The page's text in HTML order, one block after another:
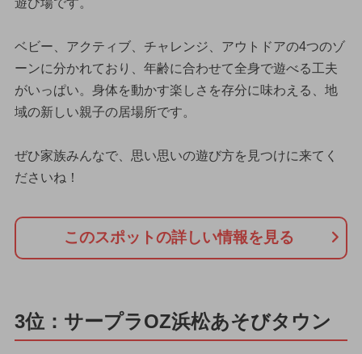
遊び場です。
ベビー、アクティブ、チャレンジ、アウトドアの4つのゾ
ーンに分かれており、年齢に合わせて全身で遊べる工夫
がいっぱい。身体を動かす楽しさを存分に味わえる、地
域の新しい親子の居場所です。
ぜひ家族みんなで、思い思いの遊び方を見つけに来てく
ださいね！
このスポットの詳しい情報を見る
3位：サープラOZ浜松あそびタウン